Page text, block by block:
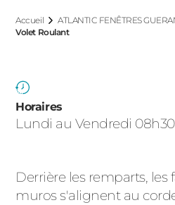
Accueil ATLANTIC FENÊTRES
Volet Roulant
Horaires
Lundi au Vendredi
Derrière les remparts, les
muros s'alignent au